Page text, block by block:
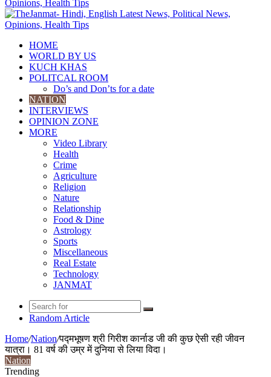
HOME
WORLD BY US
KUCH KHAS
POLITCAL ROOM
Do’s and Don’ts for a date
NATION
INTERVIEWS
OPINION ZONE
MORE
Video Library
Health
Crime
Agriculture
Religion
Nature
Relationship
Food & Dine
Astrology
Sports
Miscellaneous
Real Estate
Technology
JANMAT
Random Article
Home/Nation/पद्मभूषण श्री गिरीश कार्नाड जी की कुछ ऐसी रही जीवन
यात्रा। 81 वर्ष की उम्र में दुनिया से लिया विदा।
Nation
Trending